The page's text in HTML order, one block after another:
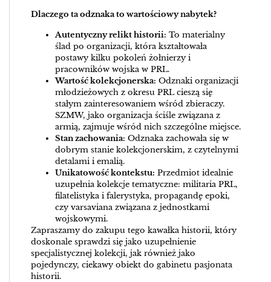
Dlaczego ta odznaka to wartościowy nabytek?
Autentyczny relikt historii: To materialny
ślad po organizacji, która kształtowała
postawy kilku pokoleń żołnierzy i
pracowników wojska w PRL.
Wartość kolekcjonerska: Odznaki organizacji
młodzieżowych z okresu PRL cieszą się
stałym zainteresowaniem wśród zbieraczy.
SZMW, jako organizacja ściśle związana z
armią, zajmuje wśród nich szczególne miejsce.
Stan zachowania: Odznaka zachowała się w
dobrym stanie kolekcjonerskim, z czytelnymi
detalami i emalią.
Unikatowość kontekstu: Przedmiot idealnie
uzupełnia kolekcje tematyczne: militaria PRL,
filatelistyka i falerystyka, propagandę epoki,
czy varsaviana związana z jednostkami
wojskowymi.
Zapraszamy do zakupu tego kawałka historii, który
doskonale sprawdzi się jako uzupełnienie
specjalistycznej kolekcji, jak również jako
pojedynczy, ciekawy obiekt do gabinetu pasjonata
historii.